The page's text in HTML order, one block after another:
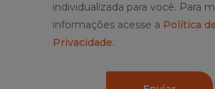
individualizada para você. Para
informações acesse a Política
Privacidade.